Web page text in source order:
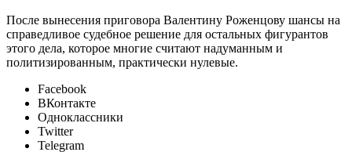
После вынесения приговора Валентину Роженцову шансы на
справедливое судебное решение для остальных фигурантов
этого дела, которое многие считают надуманным и
политизированным, практически нулевые.
Facebook
ВКонтакте
Одноклассники
Twitter
Telegram